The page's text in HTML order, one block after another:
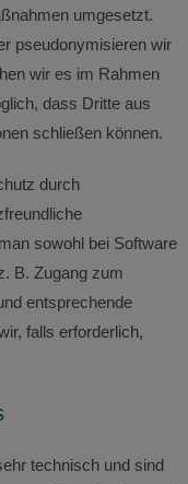
umgesetzt.
pseudonymisieren wir
wir es im Rahmen
dass Dritte aus
schließen können.
durch
sowohl bei Software
B. Zugang zum
entsprechende
falls erforderlich,
technisch und sind